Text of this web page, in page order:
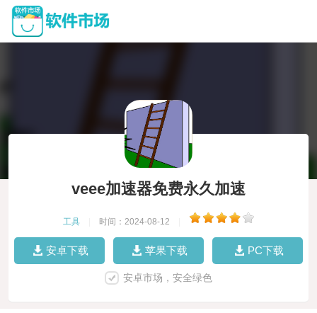
veee加速器免费永久加速
工具 时间：2024-08-12
安卓下载 苹果下载 PC下载
安卓市场，安全绿色